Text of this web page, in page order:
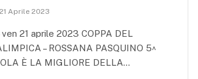
21 Aprile 2023
ven 21 aprile 2023 COPPA DEL
– ROSSANA PASQUINO 5^
È LA MIGLIORE DELLA…